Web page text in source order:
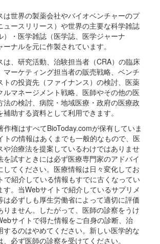
は世界の製薬会社やバイオベンチャーのプ
ュースリリース）や世界の主要な科学雑誌
）・医学雑誌（医学誌、医学ジャーナ
ナルを元に作製されています。
は、研究活動、治験担当者（CRA）の臨床
マーケティング担当者の販売戦略、ベンチ
トの投資先（ファイナンス）の検討、医薬
ルマネージメント戦略、医師やその他の医
法の検討、病院・地域医療・政府の医療政
助する資料として利用できます。
作権はすべてBioToday.comが保有していま
トの情報はあくまでも一般的なもので、医
や治療法を提案しているわけではありませ
を試すときには必ず医療専門家のアドバイ
してください。医療情報は日々変化してお
で紹介している情報もすでに古くなってい
す。当Webサイトで紹介しているサプリメ
は必ずしも厚生労働省によって適切に評価
りません。したがって、医師の診察をうけ
サイトで得た情報をご自身の診断、治
するのはやめてください。新しい医学的な
必ず医師の診察を受けてください。